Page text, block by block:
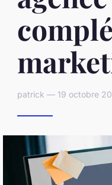
patrick — 19 octobre